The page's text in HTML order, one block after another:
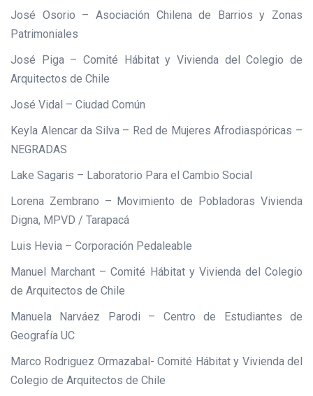
José Osorio – Asociación Chilena de Barrios y Zonas
Patrimoniales
José Piga – Comité Hábitat y Vivienda del Colegio de
Arquitectos de Chile
José Vidal – Ciudad Común
Keyla Alencar da Silva – Red de Mujeres Afrodiaspóricas –
NEGRADAS
Lake Sagaris – Laboratorio Para el Cambio Social
Lorena Zembrano – Movimiento de Pobladoras Vivienda
Digna, MPVD / Tarapacá
Luis Hevia – Corporación Pedaleable
Manuel Marchant – Comité Hábitat y Vivienda del Colegio
de Arquitectos de Chile
Manuela Narváez Parodi – Centro de Estudiantes de
Geografía UC
Marco Rodriguez Ormazabal- Comité Hábitat y Vivienda del
Colegio de Arquitectos de Chile